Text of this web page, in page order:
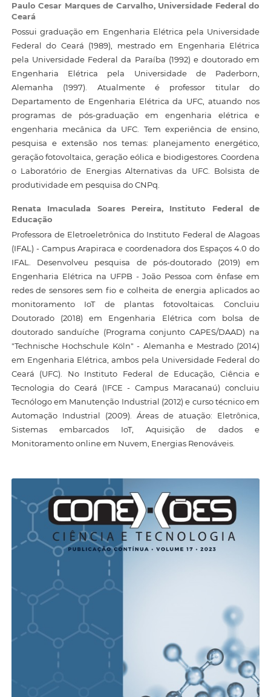
Paulo Cesar Marques de Carvalho, Universidade Federal do
Ceará
Possui graduação em Engenharia Elétrica pela Universidade
Federal do Ceará (1989), mestrado em Engenharia Elétrica
pela Universidade Federal da Paraíba (1992) e doutorado em
Engenharia Elétrica pela Universidade de Paderborn,
Alemanha (1997). Atualmente é professor titular do
Departamento de Engenharia Elétrica da UFC, atuando nos
programas de pós-graduação em engenharia elétrica e
engenharia mecânica da UFC. Tem experiência de ensino,
pesquisa e extensão nos temas: planejamento energético,
geração fotovoltaica, geração eólica e biodigestores. Coordena
o Laboratório de Energias Alternativas da UFC. Bolsista de
produtividade em pesquisa do CNPq.
Renata Imaculada Soares Pereira, Instituto Federal de
Educação
Professora de Eletroeletrônica do Instituto Federal de Alagoas
(IFAL) - Campus Arapiraca e coordenadora dos Espaços 4.0 do
IFAL. Desenvolveu pesquisa de pós-doutorado (2019) em
Engenharia Elétrica na UFPB - João Pessoa com ênfase em
redes de sensores sem fio e colheita de energia aplicados ao
monitoramento IoT de plantas fotovoltaicas. Concluiu
Doutorado (2018) em Engenharia Elétrica com bolsa de
doutorado sanduíche (Programa conjunto CAPES/DAAD) na
"Technische Hochschule Köln" - Alemanha e Mestrado (2014)
em Engenharia Elétrica, ambos pela Universidade Federal do
Ceará (UFC). No Instituto Federal de Educação, Ciência e
Tecnologia do Ceará (IFCE - Campus Maracanaú) concluiu
Tecnólogo em Manutenção Industrial (2012) e curso técnico em
Automação Industrial (2009). Áreas de atuação: Eletrônica,
Sistemas embarcados IoT, Aquisição de dados e
Monitoramento online em Nuvem, Energias Renováveis.